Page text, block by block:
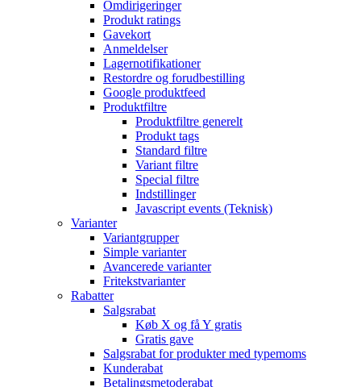
Omdirigeringer
Produkt ratings
Gavekort
Anmeldelser
Lagernotifikationer
Restordre og forudbestilling
Google produktfeed
Produktfiltre
Produktfiltre generelt
Produkt tags
Standard filtre
Variant filtre
Special filtre
Indstillinger
Javascript events (Teknisk)
Varianter
Variantgrupper
Simple varianter
Avancerede varianter
Fritekstvarianter
Rabatter
Salgsrabat
Køb X og få Y gratis
Gratis gave
Salgsrabat for produkter med typemoms
Kunderabat
Betalingsmetoderabat